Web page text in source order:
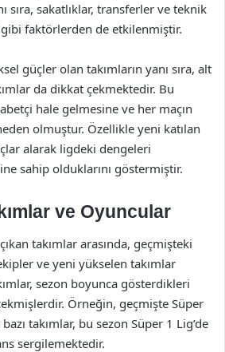
sıra, sakatlıklar, transferler ve teknik
faktörlerden de etkilenmiştir.
güçler olan takımların yanı sıra, alt
da dikkat çekmektedir. Bu
hale gelmesine ve her maçın
olmuştur. Özellikle yeni katılan
alarak ligdeki dengeleri
sahip olduklarını göstermiştir.
ve Oyuncular
takımlar arasında, geçmişteki
ve yeni yükselen takımlar
sezon boyunca gösterdikleri
Örneğin, geçmişte Süper
takımlar, bu sezon Süper 1 Lig’de
sergilemektedir.